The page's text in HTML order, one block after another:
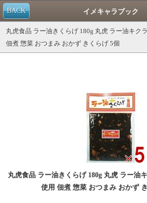
BACK イメキャラブック
丸虎食品 ラー油きくらげ 180g 丸虎 ラー油キク
佃煮 惣菜 おつまみ おかず きくらげ 5個
丸虎食品 ラー油きくらげ 180g 丸虎 ラー油
使用 佃煮 惣菜 おつまみ おかず